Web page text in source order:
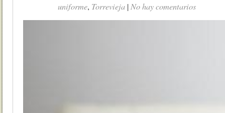
uniforme, Torrevieja | No hay comentarios